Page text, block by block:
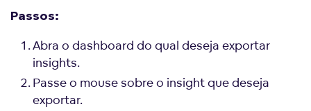
Passos:
Abra o dashboard do qual deseja exportar
insights.
Passe o mouse sobre o insight que deseja
exportar.